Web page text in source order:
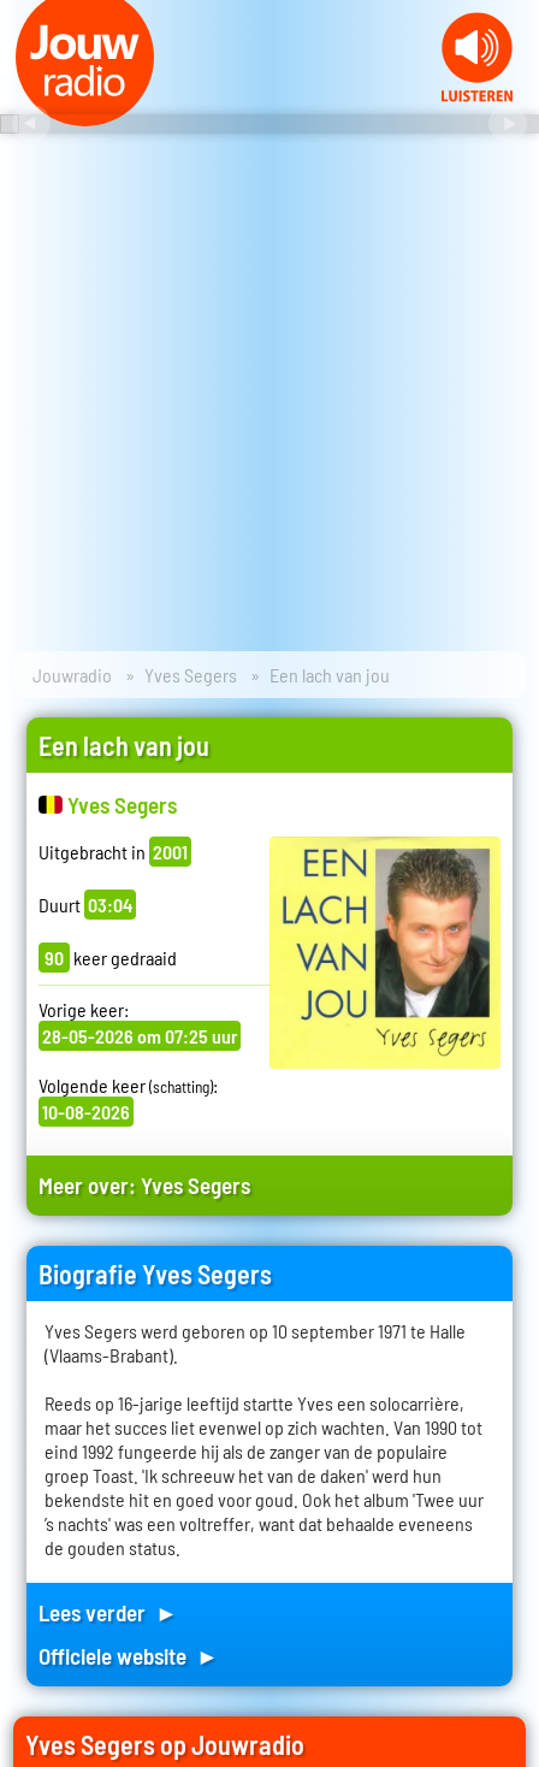
Jouwradio Yves Segers Een lach van jou
Een lach van jou
Yves Segers
Uitgebracht in 2001
Duurt 03:04
90 keer gedraaid
Vorige keer:
28-05-2026 om 07:25 uur
Volgende keer(schatting):
10-08-2026
Meer over:Yves Segers
Biografie Yves Segers
Yves Segers werd geboren op 10 september 1971 te Halle
(Vlaams-Brabant).
Reeds op 16-jarige leeftijd startte Yves een solocarrière,
maar het succes liet evenwel op zich wachten. Van 1990 tot
eind 1992 fungeerde hij als de zanger van de populaire
groep Toast. 'Ik schreeuw het van de daken' werd hun
bekendste hit en goed voor goud. Ook het album 'Twee uur
’s nachts' was een voltreffer, want dat behaalde eveneens
de gouden status.
Lees verder ►
Officiele website ►
Yves Segers op Jouwradio